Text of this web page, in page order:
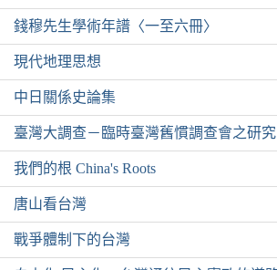
錢穆先生學術年譜〈一至六冊〉
現代地理思想
中日關係史論集
臺灣大調查－臨時臺灣舊慣調查會之研究
我們的根 China's Roots
唐山看台灣
戰爭體制下的台灣